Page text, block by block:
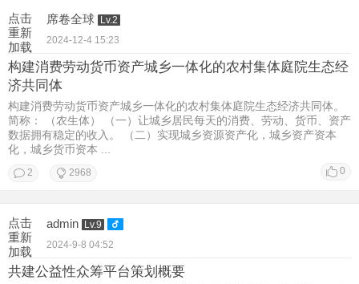
点击
重新
加载
席卷全球
Lv.2
2024-12-4 15:23
构建消费劳动货币资产城乡一体化的农村集体庭院生态经
济共同体
构建消费劳动货币资产城乡一体化的农村集体庭院生态经济共同体。
简称： （农生体） （一）让城乡居民每天的消费、劳动、货币、资产
数据拥有稳定的收入。 （二）实现城乡资源资产化，城乡资产资本
化，城乡货币资本 ...
0
2 2968
点击
重新
加载
admin Lv.9
2024-9-8 04:52
共建公益性众筹平台策划概要